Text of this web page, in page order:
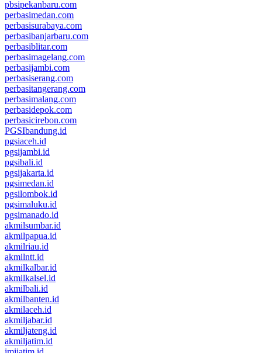
pbsipekanbaru.com
perbasimedan.com
perbasisurabaya.com
perbasibanjarbaru.com
perbasiblitar.com
perbasimagelang.com
perbasijambi.com
perbasiserang.com
perbasitangerang.com
perbasimalang.com
perbasidepok.com
perbasicirebon.com
PGSIbandung.id
pgsiaceh.id
pgsijambi.id
pgsibali.id
pgsijakarta.id
pgsimedan.id
pgsilombok.id
pgsimaluku.id
pgsimanado.id
akmilsumbar.id
akmilpapua.id
akmilriau.id
akmilntt.id
akmilkalbar.id
akmilkalsel.id
akmilbali.id
akmilbanten.id
akmilaceh.id
akmiljabar.id
akmiljateng.id
akmiljatim.id